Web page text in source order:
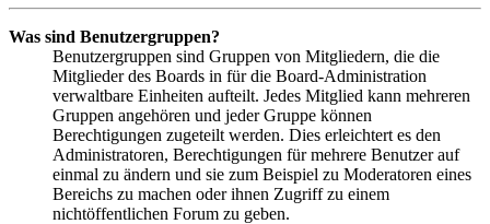
Was sind Benutzergruppen?
Benutzergruppen sind Gruppen von Mitgliedern, die die
Mitglieder des Boards in für die Board-Administration
verwaltbare Einheiten aufteilt. Jedes Mitglied kann mehreren
Gruppen angehören und jeder Gruppe können
Berechtigungen zugeteilt werden. Dies erleichtert es den
Administratoren, Berechtigungen für mehrere Benutzer auf
einmal zu ändern und sie zum Beispiel zu Moderatoren eines
Bereichs zu machen oder ihnen Zugriff zu einem
nichtöffentlichen Forum zu geben.